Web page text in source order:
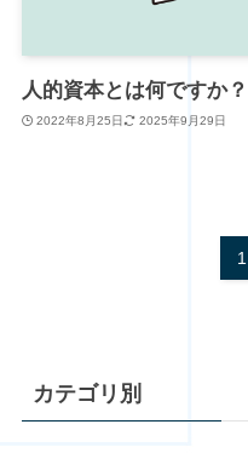
人的資本とは何ですか？
2022年8月25日 2025年9月29日
1
カテゴリ別